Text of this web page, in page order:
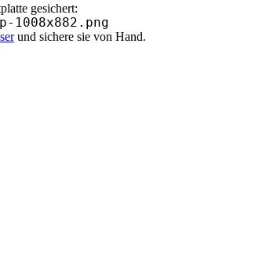
gesichert:
und sichere sie von Hand.